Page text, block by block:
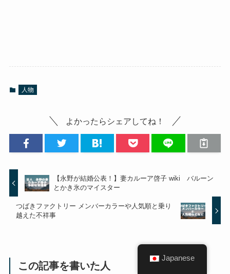
人物
よかったらシェアしてね！
【永野が結婚公表！】妻カルーア啓子 wiki バルーン
とかき氷のマイスター
つばきファクトリー メンバーカラーや人気順と乗り
越えた不祥事
この記事を書いた人
Japanese